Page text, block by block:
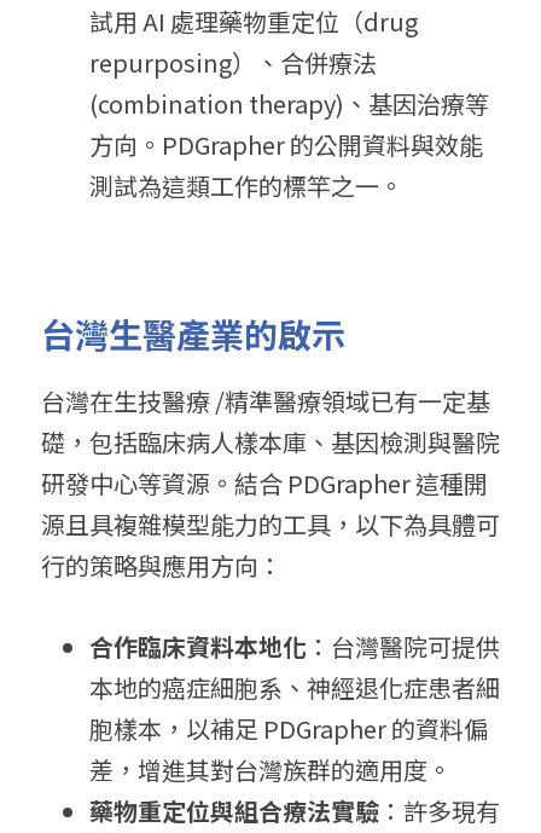
試用 AI 處理藥物重定位（drug
repurposing）、合併療法
(combination therapy)、基因治療等
方向。PDGrapher 的公開資料與效能
測試為這類工作的標竿之一。
台灣生醫產業的啟示
台灣在生技醫療 /精準醫療領域已有一定基
礎，包括臨床病人樣本庫、基因檢測與醫院
研發中心等資源。結合 PDGrapher 這種開
源且具複雜模型能力的工具，以下為具體可
行的策略與應用方向：
合作臨床資料本地化 ：台灣醫院可提供
本地的癌症細胞系、神經退化症患者細
胞樣本，以補足 PDGrapher 的資料偏
差，增進其對台灣族群的適用度。
藥物重定位與組合療法實驗 ：許多現有